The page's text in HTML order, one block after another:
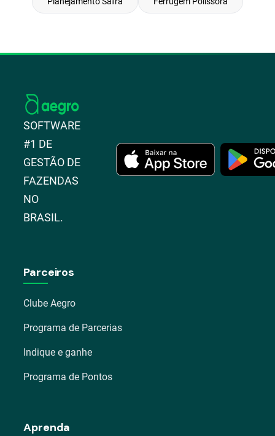
SOFTWARE
#1 DE
GESTÃO DE
FAZENDAS
NO
BRASIL.
Parceiros
Clube Aegro
Programa de Parcerias
Indique e ganhe
Programa de Pontos
Aprenda